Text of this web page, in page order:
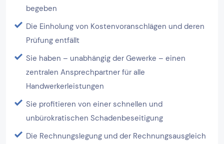
begeben
Die Einholung von Kostenvoranschlägen und deren
Prüfung entfällt
Sie haben – unabhängig der Gewerke – einen
zentralen Ansprechpartner für alle
Handwerkerleistungen
Sie profitieren von einer schnellen und
unbürokratischen Schadenbeseitigung
Die Rechnungslegung und der Rechnungsausgleich